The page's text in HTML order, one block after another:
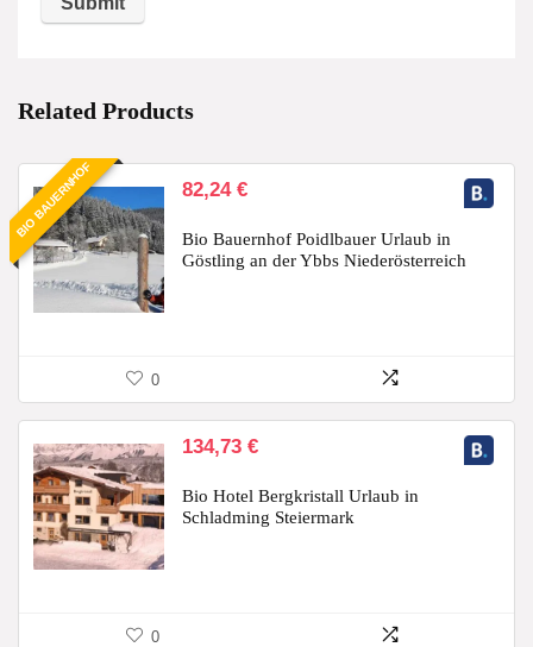
Related Products
BIO BAUERNHOF 82,24 €
Bio Bauernhof Poidlbauer Urlaub in
Göstling an der Ybbs Niederösterreich
0
134,73 €
Bio Hotel Bergkristall Urlaub in
Schladming Steiermark
0